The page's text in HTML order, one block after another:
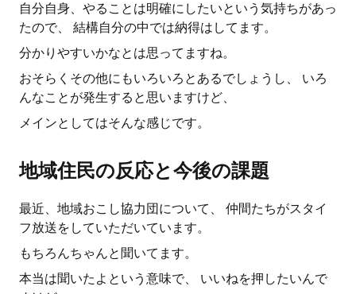
自分自身、やることは明確にしたいという気持ちがあっ
たので、 結構自分の中では納得はしてます。
分かりやすいかなとは思ってますね。
おそらくその他にもいろいろとあるでしょうし、 いろ
んなことが発生すると思いますけど、
メインとしてはそんな感じです。
地域住民の反応と今後の課題
最近、地域おこし協力団について、 仲間たちがスタイ
フ放送をしていただいています。
もちろんちゃんと聞いてます。
本当は聞いたよという意味で、 いいねを押したいんで